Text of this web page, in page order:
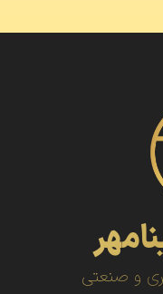
و صنعتی